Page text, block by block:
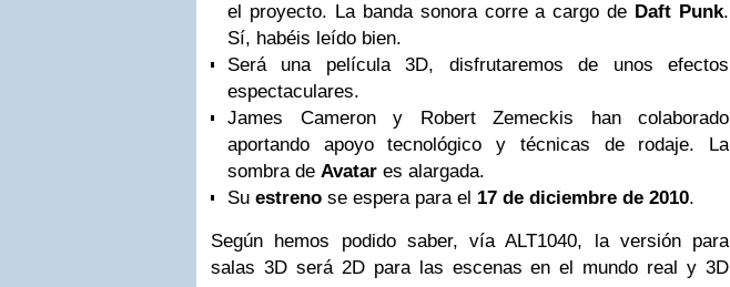
el proyecto. La banda sonora corre a cargo de Daft Punk.
Sí, habéis leído bien.
Será una película 3D, disfrutaremos de unos efectos
espectaculares.
James Cameron y Robert Zemeckis han colaborado
aportando apoyo tecnológico y técnicas de rodaje. La
sombra de Avatar es alargada.
Su estreno se espera para el 17 de diciembre de 2010.
Según hemos podido saber, vía ALT1040, la versión para
salas 3D será 2D para las escenas en el mundo real y 3D